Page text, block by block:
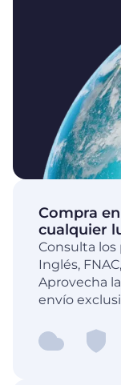
Compra
cualquier
Consulta los
Inglés,
Aprovecha
envío